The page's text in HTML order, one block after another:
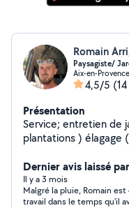
Romain
Paysagiste/
Aix-en-
4,5/5
Présentation
Service; entretien de
plantations )
suis minutieux dans
de mes clients est ma
Dernier avis laissé
Il y a 3 mois
Malgré la pluie, Romain
travail dans le temps qu'il